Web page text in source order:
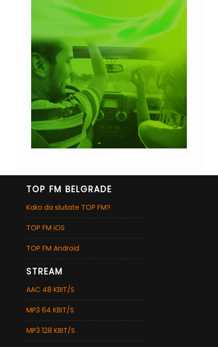
TOP FM BELGRADE
Kako da slušate TOP FM?
TOP FM iOS
TOP FM Android
STREAM
AAC 48 KBIT/S
MP3 64 KBIT/S
MP3 128 KBIT/S